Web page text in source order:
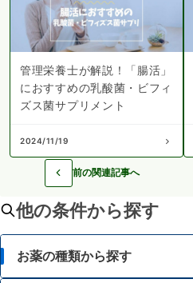
管理栄養士が解説！「腸活」
におすすめの乳酸菌・ビフィ
ズス菌サプリメント
2024/11/19
前の関連記事へ
他の条件から探す
お薬の種類から探す